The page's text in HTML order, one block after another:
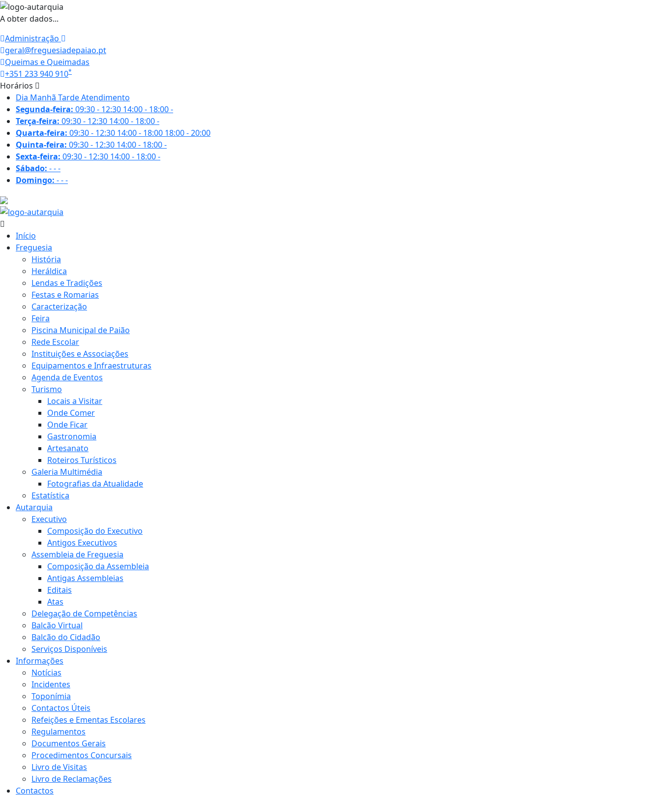
A obter dados...
Administração
geral@freguesiadepaiao.pt
Queimas e Queimadas
+351 233 940 910*
Horários
Dia Manhã TardeAtendimento
Segunda-feira: 09:30 - 12:30 14:00 - 18:00-
Terça-feira: 09:30 - 12:30 14:00 - 18:00-
Quarta-feira: 09:30 - 12:30 14:00 - 18:00 18:00 - 20:00
Quinta-feira: 09:30 - 12:30 14:00 - 18:00-
Sexta-feira: 09:30 - 12:30 14:00 - 18:00-
Sábado: ---
Domingo: ---
Início
Freguesia
História
Heráldica
Lendas e Tradições
Festas e Romarias
Caracterização
Feira
Piscina Municipal de Paião
Rede Escolar
Instituições e Associações
Equipamentos e Infraestruturas
Agenda de Eventos
Turismo
Locais a Visitar
Onde Comer
Onde Ficar
Gastronomia
Artesanato
Roteiros Turísticos
Galeria Multimédia
Fotografias da Atualidade
Estatística
Autarquia
Executivo
Composição do Executivo
Antigos Executivos
Assembleia de Freguesia
Composição da Assembleia
Antigas Assembleias
Editais
Atas
Delegação de Competências
Balcão Virtual
Balcão do Cidadão
Serviços Disponíveis
Informações
Notícias
Incidentes
Toponímia
Contactos Úteis
Refeições e Ementas Escolares
Regulamentos
Documentos Gerais
Procedimentos Concursais
Livro de Visitas
Livro de Reclamações
Contactos